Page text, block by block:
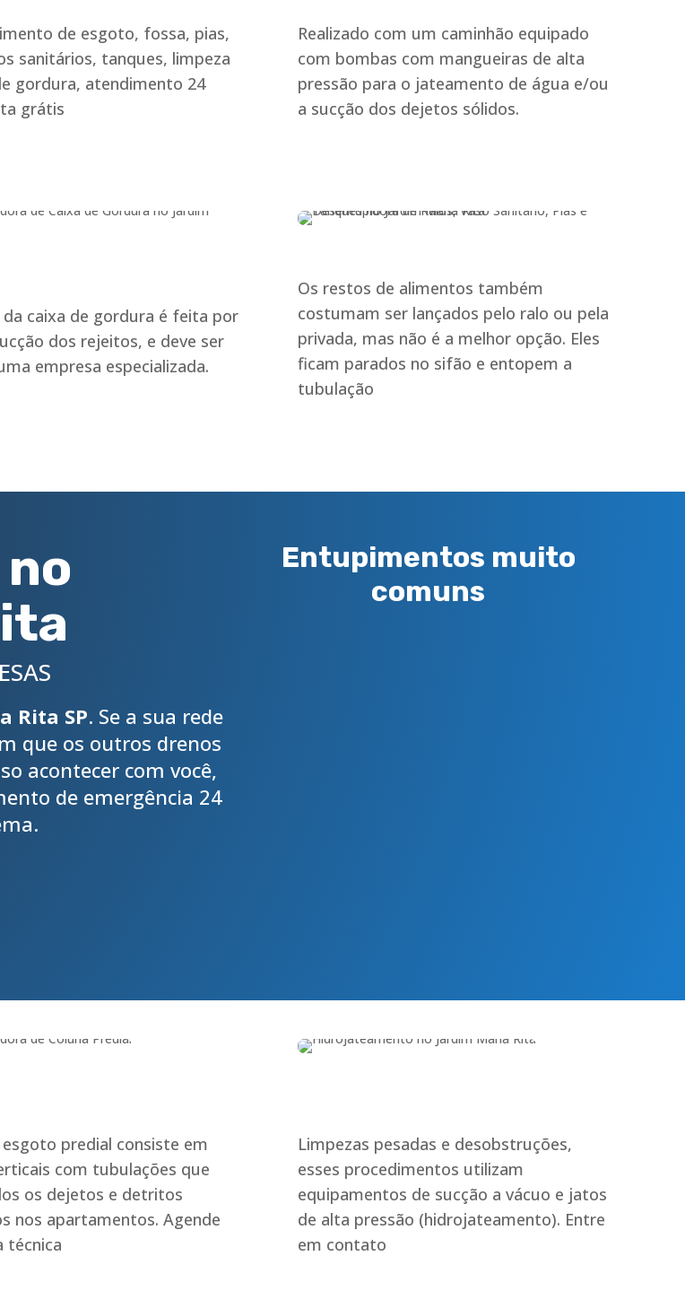
de esgoto, fossa, pias,
sanitários, tanques, limpeza
gordura, atendimento 24
grátis
da caixa de gordura é feita por
dos rejeitos, e deve ser
empresa especializada.
Realizado com um caminhão equipado
com bombas com mangueiras de alta
pressão para o jateamento de água e/ou
a sucção dos dejetos sólidos.
Os restos de alimentos também
costumam ser lançados pelo ralo ou pela
privada, mas não é a melhor opção. Eles
ficam parados no sifão e entopem a
tubulação
Rita SP. Se a sua rede
que os outros drenos
acontecer com você,
de emergência 24
Entupimentos muito
comuns
predial consiste em
com tubulações que
os dejetos e detritos
nos apartamentos. Agende
técnica
Limpezas pesadas e desobstruções,
esses procedimentos utilizam
equipamentos de sucção a vácuo e jatos
de alta pressão (hidrojateamento). Entre
em contato